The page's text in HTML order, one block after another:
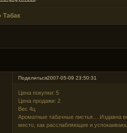
Табак
Поделиться2007-05-09 23:50:31
Цена покупки: 5
Цена продажи: 2
Вес 4ц
Ароматные табачные листья….Издавна
место, как расслабляющее и